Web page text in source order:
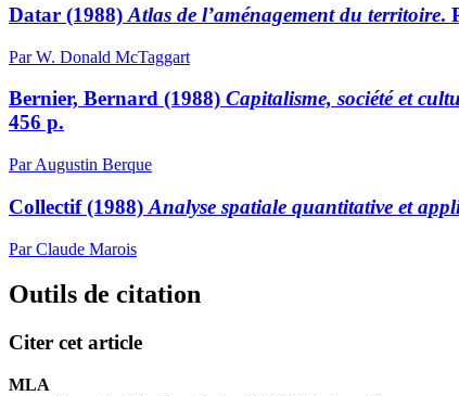
Datar (1988) Atlas de l’aménagement du territoire.
Par W. Donald McTaggart
Bernier, Bernard (1988) Capitalisme, société et
456 p.
Par Augustin Berque
Collectif (1988) Analyse spatiale quantitative et
Par Claude Marois
Outils de citation
Citer cet article
MLA